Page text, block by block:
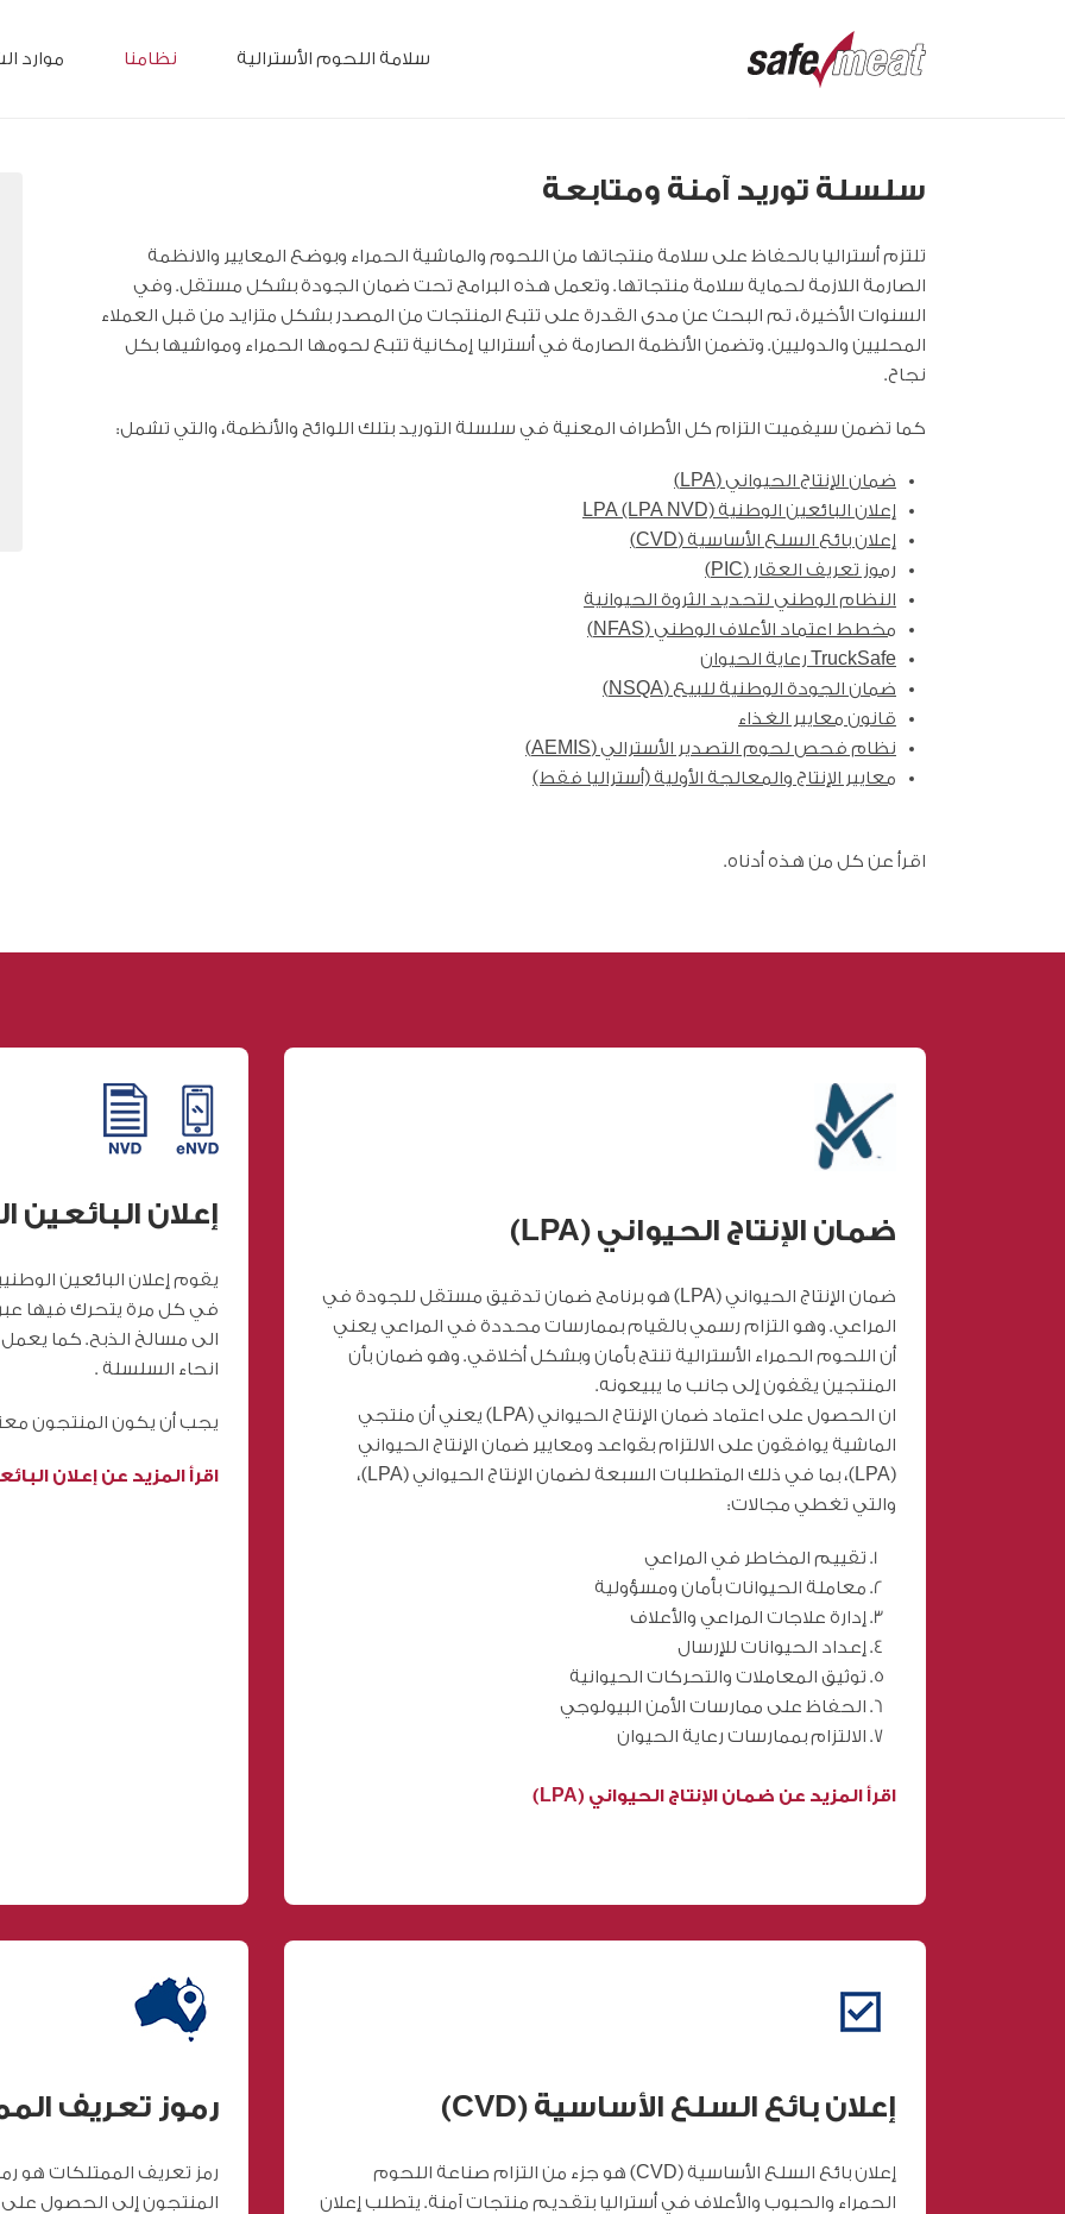
سلامة اللحوم الأسترالية نظامنا موارد
سلسلة توريد آمنة ومتابعة
تلتزم أستراليا بالحفاظ على سلامة منتجاتها من اللحوم والماشية الحمراء وبوضع المعايير والانظمة
الصارمة اللازمة لحماية سلامة منتجاتها. وتعمل هذه البرامج تحت ضمان الجودة بشكل مستقل. وفي
السنوات الأخيرة، تم البحث عن مدى القدرة على تتبع المنتجات من المصدر بشكل متزايد من قبل العملاء
المحليين والدوليين. وتضمن الأنظمة الصارمة في أستراليا إمكانية تتبع لحومها الحمراء ومواشيها بكل
نجاح.
كما تضمن سيفميت التزام كل الأطراف المعنية في سلسلة التوريد بتلك اللوائح والأنظمة، والتي تشمل:
ضمان الإنتاج الحيواني (LPA)
إعلان البائعين الوطنية LPA (LPA NVD)
إعلان بائع السلع الأساسية (CVD)
رموز تعريف العقار (PIC)
النظام الوطني لتحديد الثروة الحيوانية
مخطط اعتماد الأعلاف الوطني (NFAS)
TruckSafe رعاية الحيوان
ضمان الجودة الوطنية للبيع (NSQA)
قانون معايير الغذاء
نظام فحص لحوم التصدير الأسترالي (AEMIS)
معايير الإنتاج والمعالجة الأولية (أستراليا فقط)
اقرأ عن كل من هذه أدناه.
ضمان الإنتاج الحيواني (LPA)
ضمان الإنتاج الحيواني (LPA) هو برنامج ضمان تدقيق مستقل للجودة في
المراعي. وهو التزام رسمي بالقيام بممارسات محددة في المراعي يعني
أن اللحوم الحمراء الأسترالية تنتج بأمان وبشكل أخلاقي. وهو ضمان بأن
المنتجين يقفون إلى جانب ما يبيعونه.
ان الحصول على اعتماد ضمان الإنتاج الحيواني (LPA) يعني أن منتجي
الماشية يوافقون على الالتزام بقواعد ومعايير ضمان الإنتاج الحيواني
(LPA)، بما في ذلك المتطلبات السبعة لضمان الإنتاج الحيواني (LPA)،
والتي تغطي مجالات:
تقييم المخاطر في المراعي
معاملة الحيوانات بأمان ومسؤولية
إدارة علاجات المراعي والأعلاف
إعداد الحيوانات للإرسال
توثيق المعاملات والتحركات الحيوانية
الحفاظ على ممارسات الأمن البيولوجي
الالتزام بممارسات رعاية الحيوان
اقرأ المزيد عن ضمان الإنتاج الحيواني (LPA)
إعلان البائعين
يقوم إعلان البائعين
في كل مرة يتحرك فيها عبر
الى مسالخ الذبح. كما
انحاء السلسلة .
يجب أن يكون المنتجون
اقرأ المزيد عن إعلان
إعلان بائع السلع الأساسية (CVD)
إعلان بائع السلع الأساسية (CVD) هو جزء من التزام صناعة اللحوم
الحمراء والحبوب والأعلاف في أستراليا بتقديم منتجات آمنة. يتطلب إعلان
رموز تعريف
رمز تعريف الممتلكات هو
المنتجون إلى الحصول